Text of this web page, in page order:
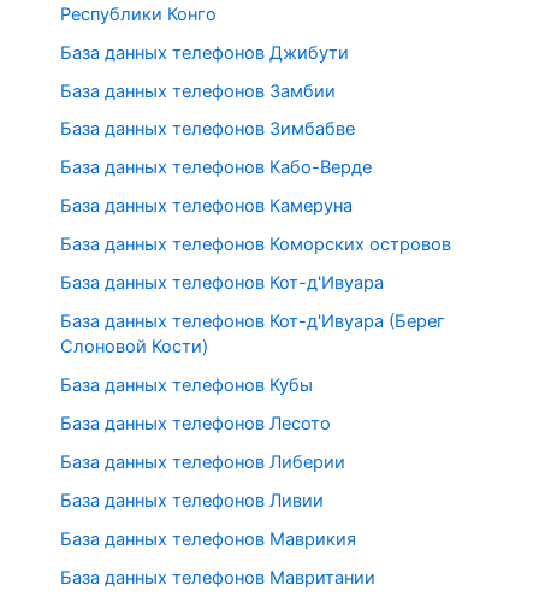
Республики Конго
База данных телефонов Джибути
База данных телефонов Замбии
База данных телефонов Зимбабве
База данных телефонов Кабо-Верде
База данных телефонов Камеруна
База данных телефонов Коморских островов
База данных телефонов Кот-д'Ивуара
База данных телефонов Кот-д'Ивуара (Берег
Слоновой Кости)
База данных телефонов Кубы
База данных телефонов Лесото
База данных телефонов Либерии
База данных телефонов Ливии
База данных телефонов Маврикия
База данных телефонов Мавритании